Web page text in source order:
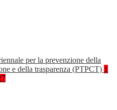
per la prevenzione della
e della trasparenza (PTPCT) 1